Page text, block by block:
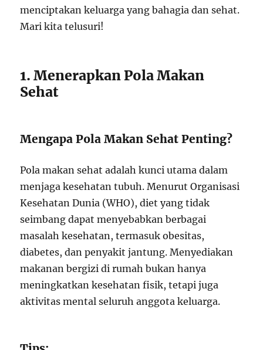
menciptakan keluarga yang bahagia dan sehat.
Mari kita telusuri!
1. Menerapkan Pola Makan
Sehat
Mengapa Pola Makan Sehat Penting?
Pola makan sehat adalah kunci utama dalam
menjaga kesehatan tubuh. Menurut Organisasi
Kesehatan Dunia (WHO), diet yang tidak
seimbang dapat menyebabkan berbagai
masalah kesehatan, termasuk obesitas,
diabetes, dan penyakit jantung. Menyediakan
makanan bergizi di rumah bukan hanya
meningkatkan kesehatan fisik, tetapi juga
aktivitas mental seluruh anggota keluarga.